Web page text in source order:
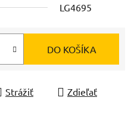
LG4695
DO KOŠÍKA
Strážiť Zdieľať